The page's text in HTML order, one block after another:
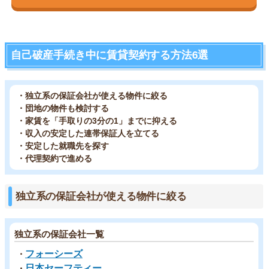
自己破産手続き中に賃貸契約する方法6選
・独立系の保証会社が使える物件に絞る
・団地の物件も検討する
・家賃を「手取りの3分の1」までに抑える
・収入の安定した連帯保証人を立てる
・安定した就職先を探す
・代理契約で進める
独立系の保証会社が使える物件に絞る
独立系の保証会社一覧
・ フォーシーズ